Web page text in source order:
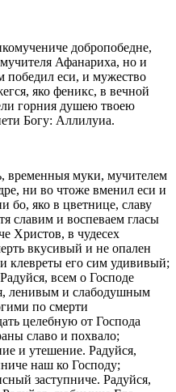
добропобедне,
Афанариха, но и
победил еси, и мужество
яко феникс, в вечной
горния душею твоею
Богу: Аллилуиа.
временныя муки, мучителем
ни во чтоже вменил еси и
бо, яко в цветнице, славу
славим и воспеваем гласы
Христов, в чудесех
вкусивый и не опален
клевреты его сим удививый;
всем о Господе
ленивым и слабодушным
по смерти
целебную от Господа
славо и похвало;
и утешение. Радуйся,
наш ко Господу;
заступниче. Радуйся,